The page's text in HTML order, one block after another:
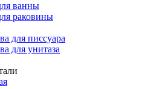
ванны
раковины
для писсуара
для унитаза